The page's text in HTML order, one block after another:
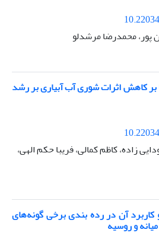
پور، محمدرضا مرشدلو
بر کاهش اثرات شوری آب آبیاری بر رشد
زاده، کاظم کمالی، فریبا حکم الهی،
آن در رده بندی برخی گونه‌های
و روسیه